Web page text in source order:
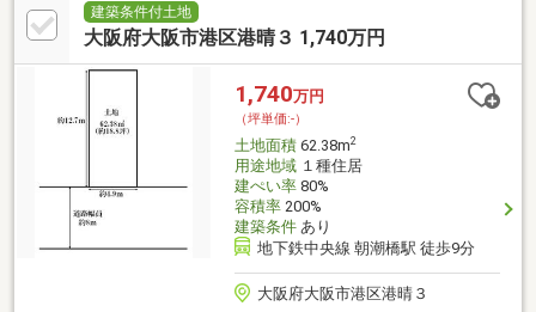
ンジのマークをクリック！ご相談やお急ぎのお客様は【お電話】
でお問い合わせください！▼お問い合わせはこちら▼TEL：0120-
ご変更のご相談をさせていただく場合がございます。ご了承よろ
建築条件付土地
大阪府大阪市港区港晴３ 1,740万円
1,740万円
（坪単価:-）
土地面積62.38m2
用途地域１種住居
建ぺい率80%
容積率200%
建築条件あり
地下鉄中央線 朝潮橋駅 徒歩9分
大阪府大阪市港区港晴３